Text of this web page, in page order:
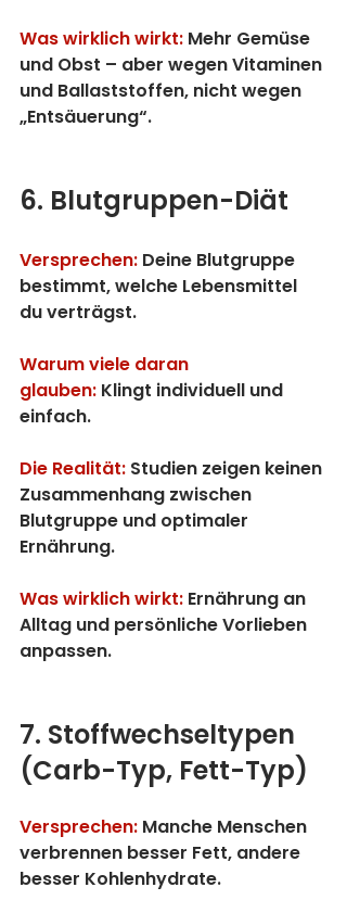
Was wirklich wirkt: Mehr Gemüse
und Obst – aber wegen Vitaminen
und Ballaststoffen, nicht wegen
„Entsäuerung“.
6. Blutgruppen-Diät
Versprechen: Deine Blutgruppe
bestimmt, welche Lebensmittel
du verträgst.
Warum viele daran
glauben: Klingt individuell und
einfach.
Die Realität: Studien zeigen keinen
Zusammenhang zwischen
Blutgruppe und optimaler
Ernährung.
Was wirklich wirkt: Ernährung an
Alltag und persönliche Vorlieben
anpassen.
7. Stoffwechseltypen
(Carb-Typ, Fett-Typ)
Versprechen: Manche Menschen
verbrennen besser Fett, andere
besser Kohlenhydrate.